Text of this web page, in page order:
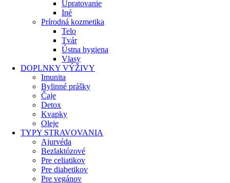
Upratovanie
Iné
Prírodná kozmetika
Telo
Tvár
Ústna hygiena
Vlasy
DOPLNKY VÝŽIVY
Imunita
Bylinné prášky
Čaje
Detox
Kvapky
Oleje
TYPY STRAVOVANIA
Ajurvéda
Bezlaktózové
Pre celiatikov
Pre diabetikov
Pre vegánov